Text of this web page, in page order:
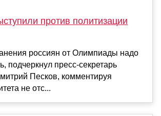
против политизации
россиян от Олимпиады надо
подчеркнул пресс-секретарь
Песков, комментируя
не отс...